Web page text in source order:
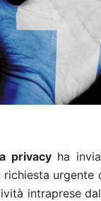
privacyha
richiesta urgente
intraprese